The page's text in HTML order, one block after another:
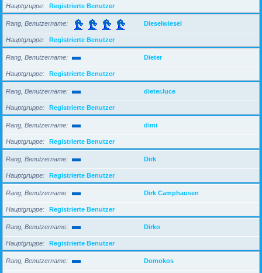
Hauptgruppe Registrierte Benutzer
Rang, Benutzername Dieselwiesel
Hauptgruppe Registrierte Benutzer
Rang, Benutzername Dieter
Hauptgruppe Registrierte Benutzer
Rang, Benutzername dieter.luce
Hauptgruppe Registrierte Benutzer
Rang, Benutzername dimi
Hauptgruppe Registrierte Benutzer
Rang, Benutzername Dirk
Hauptgruppe Registrierte Benutzer
Rang, Benutzername Dirk Camphausen
Hauptgruppe Registrierte Benutzer
Rang, Benutzername Dirko
Hauptgruppe Registrierte Benutzer
Rang, Benutzername Domokos